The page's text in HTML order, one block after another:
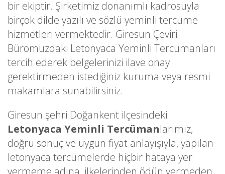
bir ekiptir. Şirketimiz donanımlı kadrosuyla
birçok dilde yazılı ve sözlü yeminli tercüme
hizmetleri vermektedir. Giresun Çeviri
Büromuzdaki Letonyaca Yeminli Tercümanları
tercih ederek belgelerinizi ilave onay
gerektirmeden istediğiniz kuruma veya resmi
makamlara sunabilirsiniz.
Giresun şehri Doğankent ilçesindeki
Letonyaca Yeminli Tercümanlarımız,
doğru sonuç ve uygun fiyat anlayışıyla, yapılan
letonyaca tercümelerde hiçbir hataya yer
vermeme adına, ilkelerinden ödün vermeden